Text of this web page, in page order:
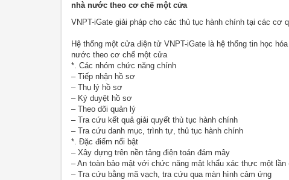
nhà nước theo cơ chế một cửa
VNPT-iGate giải pháp cho các thủ tục hành chính tại các cơ
Hệ thống một cửa điện tử VNPT-iGate là hệ thống tin học
nước theo cơ chế một cửa
*. Các nhóm chức năng chính
– Tiếp nhận hồ sơ
– Thụ lý hồ sơ
– Ký duyệt hồ sơ
– Theo dõi quản lý
– Tra cứu kết quả giải quyết thủ tục hành chính
– Tra cứu danh mục, trình tự, thủ tục hành chính
*. Đặc điểm nổi bật
– Xây dựng trên nền tảng điện toán đám mây
– An toàn bảo mật với chức năng mật khẩu xác thực một
– Tra cứu bằng mã vạch, tra cứu qua màn hình cảm ứng